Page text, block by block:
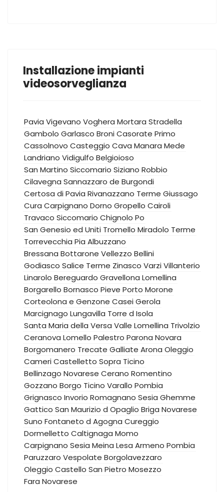
Installazione impianti
videosorveglianza
Pavia Vigevano Voghera Mortara Stradella
Gambolo Garlasco BroniCasorate Primo
Cassolnovo Casteggio Cava Manara Mede
Landriano Vidigulfo Belgioioso
San Martino Siccomario Siziano Robbio
Cilavegna Sannazzaro de Burgondi
Certosa di Pavia Rivanazzano Terme Giussago
Cura Carpignano Dorno Gropello Cairoli
Travaco Siccomario Chignolo Po
San Genesio ed Uniti Tromello Miradolo Terme
Torrevecchia Pia Albuzzano
Bressana Bottarone Vellezzo Bellini
Godiasco Salice Terme Zinasco VarziVillanterio
Linarolo Bereguardo Gravellona Lomellina
Borgarello Bornasco Pieve Porto Morone
Corteolona e Genzone Casei Gerola
Marcignago Lungavilla Torre d Isola
Santa Maria della Versa Valle Lomellina Trivolzio
Ceranova Lomello Palestro Parona Novara
Borgomanero Trecate Galliate Arona Oleggio
CameriCastelletto Sopra Ticino
Bellinzago Novarese Cerano Romentino
Gozzano Borgo Ticino Varallo Pombia
Grignasco Invorio Romagnano Sesia Ghemme
Gattico San Maurizio d Opaglio Briga Novarese
Suno Fontaneto d Agogna Cureggio
Dormelletto Caltignaga Momo
Carpignano Sesia Meina Lesa Armeno Pombia
Paruzzaro Vespolate Borgolavezzaro
Oleggio Castello San Pietro Mosezzo
Fara Novarese